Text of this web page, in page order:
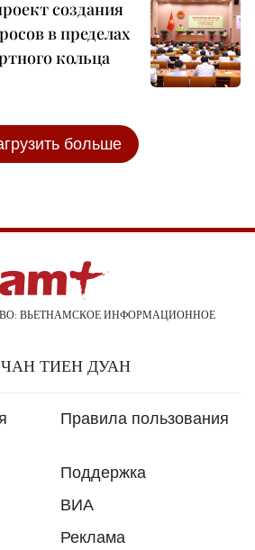
создания
в пределах
кольца
больше
ВЬЕТНАМСКОЕ ИНФОРМАЦИОННОЕ
ЧАН ТИЕН ДУАН
Правила пользования
Поддержка
ВИА
Реклама